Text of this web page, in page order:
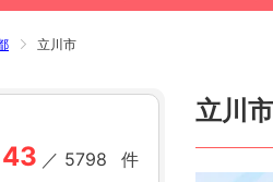
立川市
立川
43 ／ 5798 件